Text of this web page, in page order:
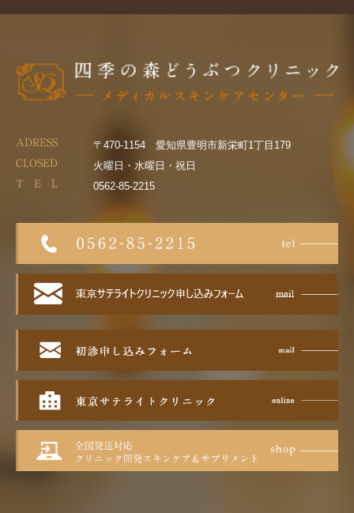
ADRESS 〒470-1154 愛知県豊明市新栄町1丁目179
CLOSED 火曜日・水曜日・祝日
T E L 0562-85-2215